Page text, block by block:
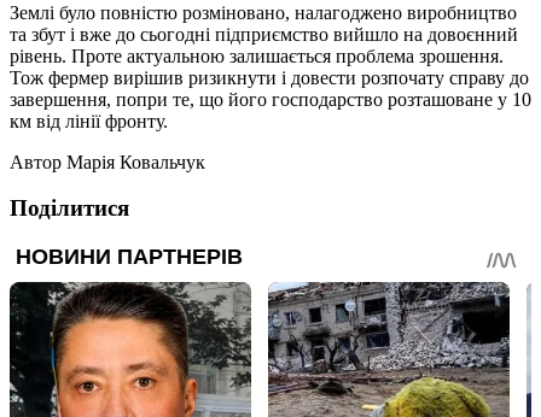
Землі було повністю розміновано, налагоджено виробництво
та збут і вже до сьогодні підприємство вийшло на довоєнний
рівень. Проте актуальною залишається проблема зрошення.
Тож фермер вирішив ризикнути і довести розпочату справу до
завершення, попри те, що його господарство розташоване у 10
км від лінії фронту.
Автор Марія Ковальчук
Поділитися